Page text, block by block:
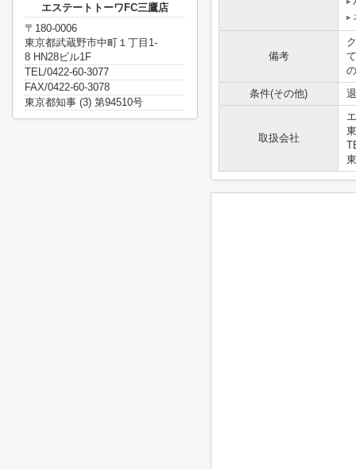
備考
条件(その他)
取扱会社
エステートトーワFC三鷹店
〒180-0006
東京都武蔵野市中町１丁目1-
8 HN28ビル1F
TEL/0422-60-3077
FAX/0422-60-3078
東京都知事 (3) 第94510号